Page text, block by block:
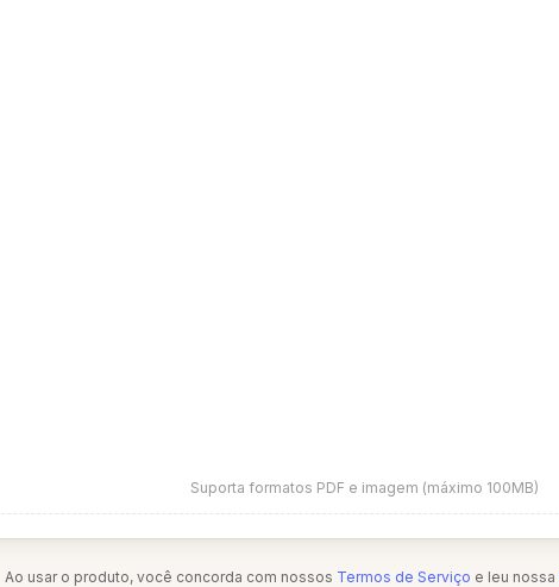
Suporta formatos PDF e imagem (máximo 100MB)
Ao usar o produto, você concorda com nossos Termos de Serviço e leu nossa